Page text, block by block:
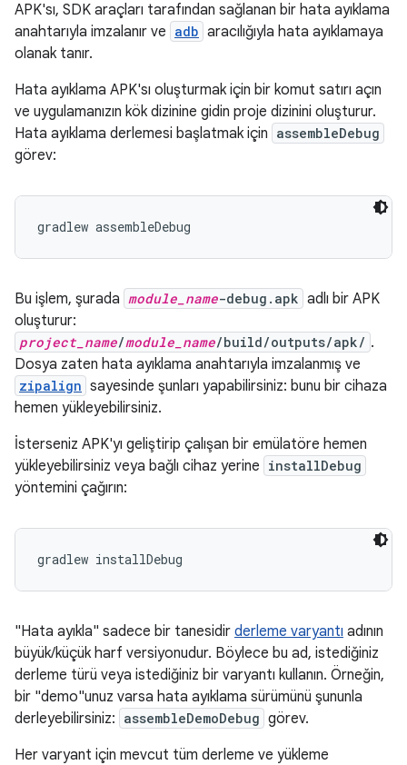
APK'sı, SDK araçları tarafından sağlanan bir hata ayıklama
anahtarıyla imzalanır ve adb aracılığıyla hata ayıklamaya
olanak tanır.
Hata ayıklama APK'sı oluşturmak için bir komut satırı açın
ve uygulamanızın kök dizinine gidin proje dizinini oluşturur.
Hata ayıklama derlemesi başlatmak için assembleDebug
görev:
Bu işlem, şurada module_name-debug.apk adlı bir APK
oluşturur:
project_name/module_name/build/outputs/apk/ .
Dosya zaten hata ayıklama anahtarıyla imzalanmış ve
zipalign sayesinde şunları yapabilirsiniz: bunu bir cihaza
hemen yükleyebilirsiniz.
İsterseniz APK'yı geliştirip çalışan bir emülatöre hemen
yükleyebilirsiniz veya bağlı cihaz yerine installDebug
yöntemini çağırın:
gradlew installDebug
"Hata ayıkla" sadece bir tanesidir derleme varyantı adının
büyük/küçük harf versiyonudur. Böylece bu ad, istediğiniz
derleme türü veya istediğiniz bir varyantı kullanın. Örneğin,
bir "demo"unuz varsa hata ayıklama sürümünü şununla
derleyebilirsiniz: assembleDemoDebug görev.
Her varyant için mevcut tüm derleme ve yükleme